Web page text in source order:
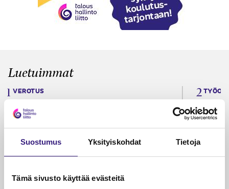
Suostumus Yksityiskohdat Tietoja
Tämä sivusto käyttää evästeitä
Luetuimmat
VEROTUS
Kulu­veloitukset arvon­lisä­
verotuksessa – omien kulujen
veloitus ja läpi­laskutus